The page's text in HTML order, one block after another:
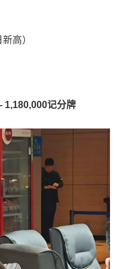
新高）
1,180,000记分牌